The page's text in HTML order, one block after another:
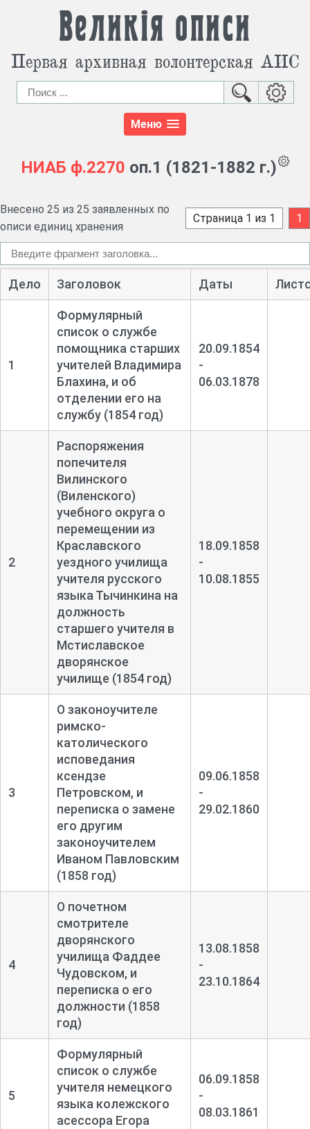
Великія описи
Первая архивная волонтерская АИС
Меню
НИАБ ф.2270 оп.1 (1821-1882 г.)
Внесено 25 из 25 заявленных по
описи единиц хранения
Страница 1 из 1 1
Дело Заголовок Даты
1
Формулярный
список о службе
помощника старших
учителей Владимира
Блахина, и об
отделении его на
службу (1854 год)
20.09.1854
-
06.03.1878
2
Распоряжения
попечителя
Вилинского
(Виленского)
учебного округа о
перемещении из
Краславского
уездного училища
учителя русского
языка Тычинкина на
должность
старшего учителя в
Мстиславское
дворянское
училище (1854 год)
18.09.1858
-
10.08.1855
3
О законоучителе
римско-
католического
исповедания
ксендзе
Петровском, и
переписка о замене
его другим
законоучителем
Иваном Павловским
(1858 год)
09.06.1858
-
29.02.1860
4
О почетном
смотрителе
дворянского
училища Фаддее
Чудовском, и
переписка о его
должности (1858
год)
13.08.1858
-
23.10.1864
5
Формулярный
список о службе
учителя немецкого
языка колежского
асессора Егора
06.09.1858
-
08.03.1861